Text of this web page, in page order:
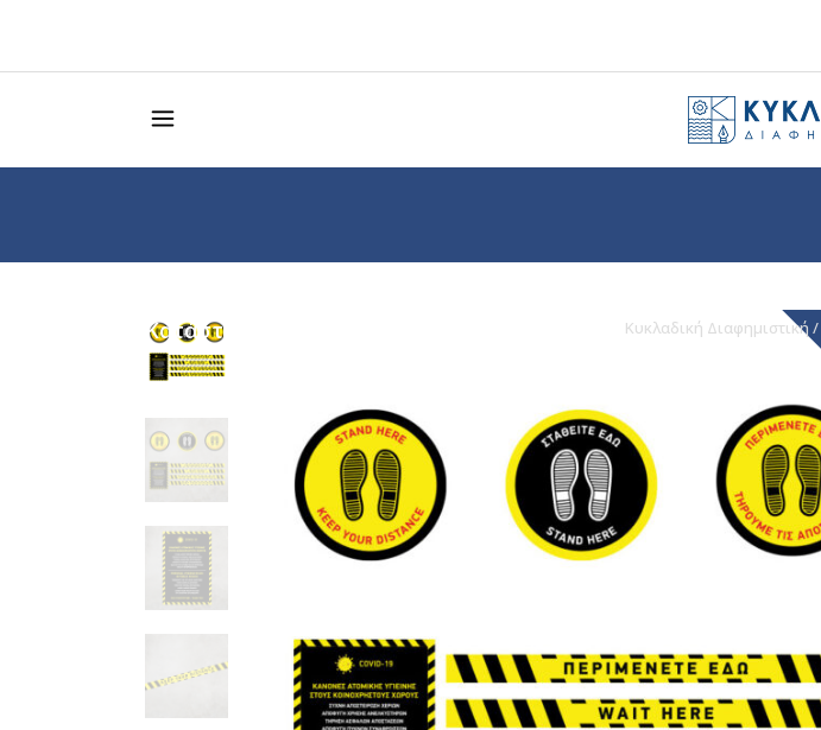
Κατάστημα Κυκλαδική Διαφημιστική /